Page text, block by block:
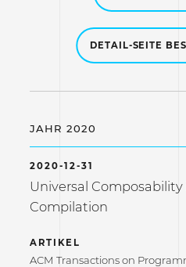
DETAIL-SEITE
JAHR 2020
2020-12-31
Universal Composability
Compilation
ARTIKEL
ACM Transactions on